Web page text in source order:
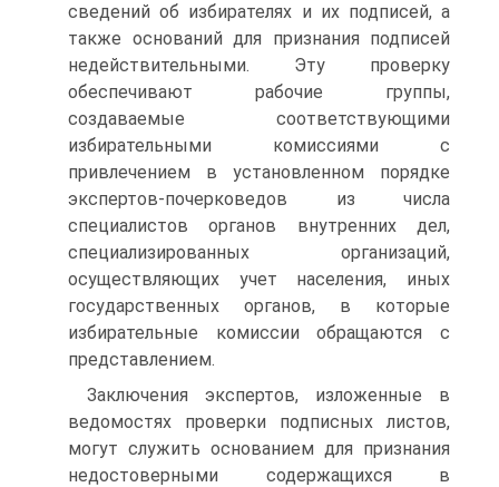
сведений об избирателях и их подписей, а
также оснований для признания подписей
недействительными. Эту проверку
обеспечивают рабочие группы,
создаваемые соответствующими
избирательными комиссиями с
привлечением в установленном порядке
экспертов-почерковедов из числа
специалистов органов внутренних дел,
специализированных организаций,
осуществляющих учет населения, иных
государственных органов, в которые
избирательные комиссии обращаются с
представлением.
Заключения экспертов, изложенные в
ведомостях проверки подписных листов,
могут служить основанием для признания
недостоверными содержащихся в